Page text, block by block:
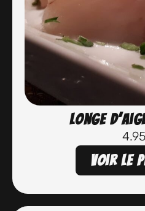
Longe
4.95
Voir le